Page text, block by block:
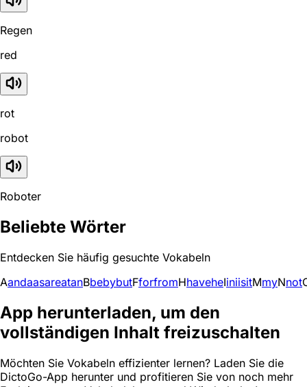
Regen
red
rot
robot
Roboter
Beliebte Wörter
Entdecken Sie häufig gesuchte Vokabeln
AandaasareatanBbebybutFforfromHhaveheIiniisitMmyNnot
App herunterladen, um den
vollständigen Inhalt freizuschalten
Möchten Sie Vokabeln effizienter lernen? Laden Sie die
DictoGo-App herunter und profitieren Sie von noch mehr